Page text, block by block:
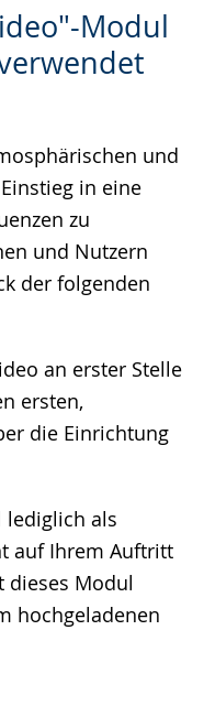
Modul
und
in eine
zu
und Nutzern
der folgenden
an erster Stelle
ersten,
die Einrichtung
lediglich als
auf Ihrem Auftritt
dieses Modul
hochgeladenen